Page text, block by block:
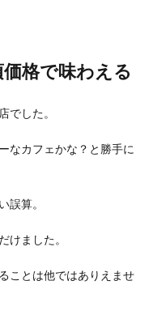
格で味わえる
でした。
なカフェかな？と勝手に
誤算。
けました。
ことは他ではありえませ